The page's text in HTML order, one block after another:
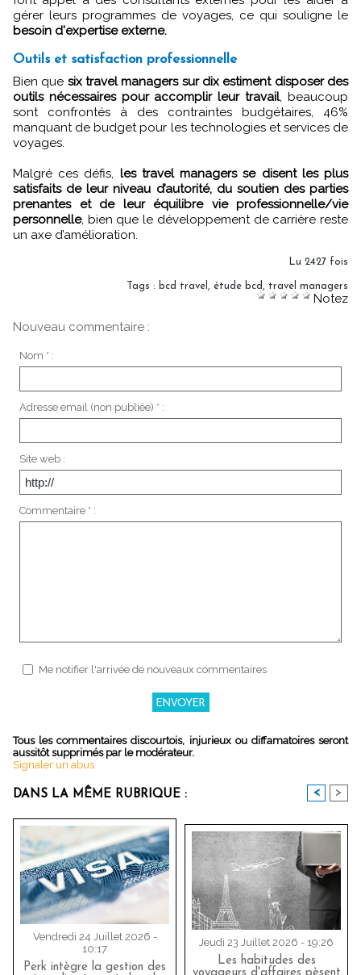
gérer leurs programmes de voyages, ce qui souligne le
besoin d'expertise externe.
Outils et satisfaction professionnelle
Bien que six travel managers sur dix estiment disposer des
outils nécessaires pour accomplir leur travail, beaucoup
sont confrontés à des contraintes budgétaires, 46%
manquant de budget pour les technologies et services de
voyages.
Malgré ces défis, les travel managers se disent les plus
satisfaits de leur niveau d’autorité, du soutien des parties
prenantes et de leur équilibre vie professionnelle/vie
personnelle, bien que le développement de carrière reste
un axe d’amélioration.
Lu 2427 fois
Tags : bcd travel , étude bcd, travel managers
Notez
Nouveau commentaire :
Nom * :
Adresse email (non publiée) * :
Site web :
Commentaire * :
Me notifier l'arrivée de nouveaux commentaires
Tous les commentaires discourtois, injurieux ou diffamatoires seront
aussitôt supprimés par le modérateur.
Signaler un abus
DANS LA MÊME RUBRIQUE : < >
Vendredi 24 Juillet 2026 -
10:17
Perk intègre la gestion des
Jeudi 23 Juillet 2026 - 19:26
Les habitudes des